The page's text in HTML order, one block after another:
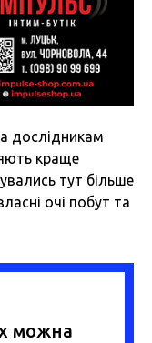
дослідникам
краще
тут більше
очі побут та
можна